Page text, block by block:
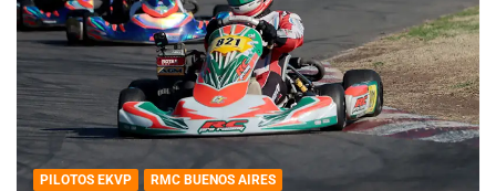
PILOTOS EKVP RMC BUENOS AIRES